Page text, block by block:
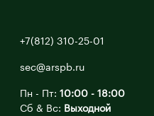
+7(812) 310-25-01
sec@arspb.ru
Пн - Пт: 10:00 - 18:00
Сб & Вс: Выходной